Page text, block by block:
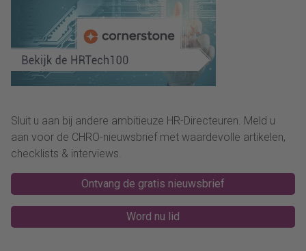
Sluit u aan bij andere ambitieuze HR-Directeuren. Meld u
aan voor de CHRO-nieuwsbrief met waardevolle artikelen,
checklists & interviews.
Ontvang de gratis nieuwsbrief
Word nu lid